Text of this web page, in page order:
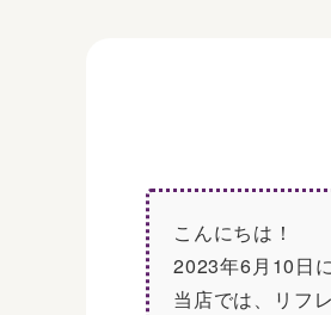
こんにちは！
2023年6月10日
当店では、リフ